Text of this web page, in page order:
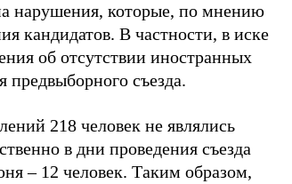
нарушения, которые, по мнению
кандидатов. В частности, в иске
об отсутствии иностранных
предвыборного съезда.
218 человек не являлись
в дни проведения съезда
– 12 человек. Таким образом,